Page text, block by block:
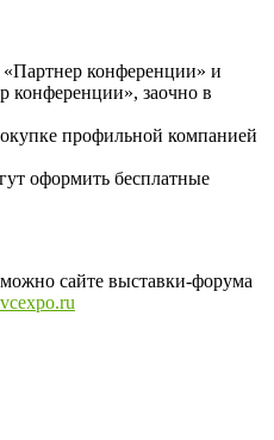
конференции» и
конференции», заочно в
профильной компанией
оформить бесплатные
сайте выставки-форума